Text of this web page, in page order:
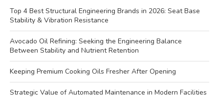
Top 4 Best Structural Engineering Brands in 2026: Seat Base
Stability & Vibration Resistance
Avocado Oil Refining: Seeking the Engineering Balance
Between Stability and Nutrient Retention
Keeping Premium Cooking Oils Fresher After Opening
Strategic Value of Automated Maintenance in Modern Facilities